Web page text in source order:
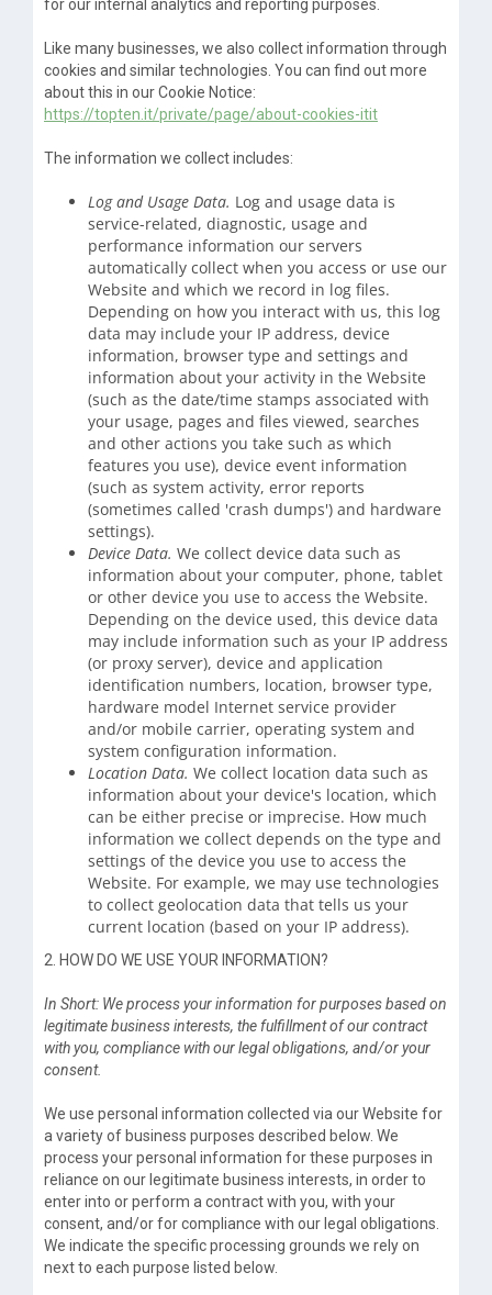
for our internal analytics and reporting purposes.
Like many businesses, we also collect information through
cookies and similar technologies. You can find out more
about this in our Cookie Notice:
https://topten.it/private/page/about-cookies-itit
The information we collect includes:
Log and Usage Data. Log and usage data is
service-related, diagnostic, usage and
performance information our servers
automatically collect when you access or use our
Website and which we record in log files.
Depending on how you interact with us, this log
data may include your IP address, device
information, browser type and settings and
information about your activity in the Website
(such as the date/time stamps associated with
your usage, pages and files viewed, searches
and other actions you take such as which
features you use), device event information
(such as system activity, error reports
(sometimes called 'crash dumps') and hardware
settings).
Device Data. We collect device data such as
information about your computer, phone, tablet
or other device you use to access the Website.
Depending on the device used, this device data
may include information such as your IP address
(or proxy server), device and application
identification numbers, location, browser type,
hardware model Internet service provider
and/or mobile carrier, operating system and
system configuration information.
Location Data. We collect location data such as
information about your device's location, which
can be either precise or imprecise. How much
information we collect depends on the type and
settings of the device you use to access the
Website. For example, we may use technologies
to collect geolocation data that tells us your
current location (based on your IP address).
2. HOW DO WE USE YOUR INFORMATION?
In Short: We process your information for purposes based on
legitimate business interests, the fulfillment of our contract
with you, compliance with our legal obligations, and/or your
consent.
We use personal information collected via our Website for
a variety of business purposes described below. We
process your personal information for these purposes in
reliance on our legitimate business interests, in order to
enter into or perform a contract with you, with your
consent, and/or for compliance with our legal obligations.
We indicate the specific processing grounds we rely on
next to each purpose listed below.